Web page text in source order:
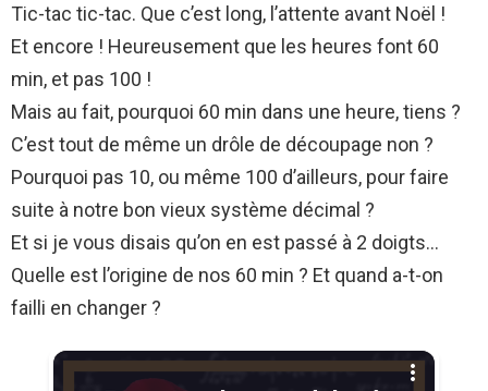
Tic-tac tic-tac. Que c’est long, l’attente avant Noël !
Et encore ! Heureusement que les heures font 60
min, et pas 100 !
Mais au fait, pourquoi 60 min dans une heure, tiens ?
C’est tout de même un drôle de découpage non ?
Pourquoi pas 10, ou même 100 d’ailleurs, pour faire
suite à notre bon vieux système décimal ?
Et si je vous disais qu’on en est passé à 2 doigts…
Quelle est l’origine de nos 60 min ? Et quand a-t-on
failli en changer ?